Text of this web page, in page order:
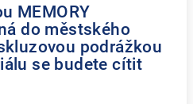
MEMORY
do městského
podrážkou
se budete cítit